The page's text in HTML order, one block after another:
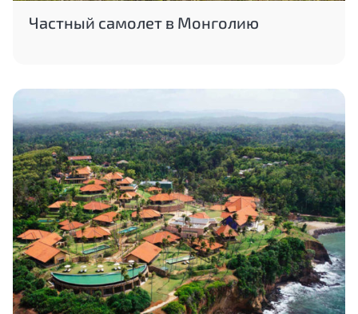
Частный самолет в Монголию